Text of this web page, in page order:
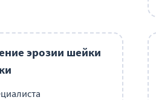
эрозии шейки